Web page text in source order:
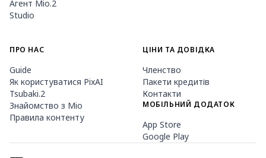
Агент Mio.2
Studio
ПРО НАС
Guide
Як користуватися PixAI
Tsubaki.2
Знайомство з Mio
Правила контенту
ЦІНИ ТА ДОВІДКА
Членство
Пакети кредитів
Контакти
МОБІЛЬНИЙ ДОДАТОК
App Store
Google Play